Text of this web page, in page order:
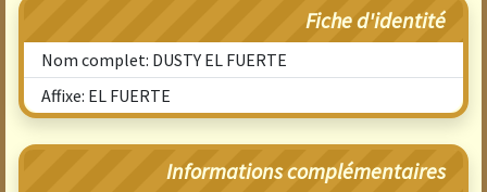
Fiche d'identité
Nom complet: DUSTY EL FUERTE
Affixe: EL FUERTE
Informations complémentaires